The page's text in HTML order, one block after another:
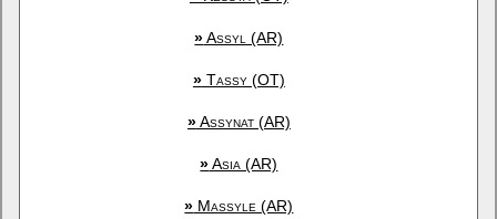
»Assyl (AR)
»Tassy (OT)
»Assynat (AR)
»Asia (AR)
» Massyle (AR)